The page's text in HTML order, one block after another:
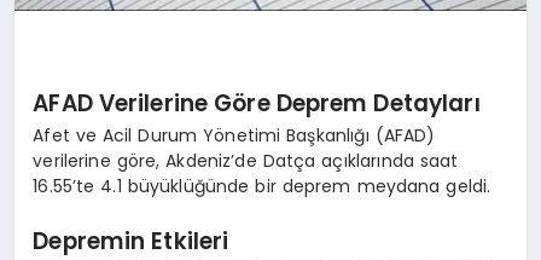
AFAD Verilerine Göre Deprem Detayları
Afet ve Acil Durum Yönetimi Başkanlığı (AFAD)
verilerine göre, Akdeniz’de Datça açıklarında saat
16.55’te 4.1 büyüklüğünde bir deprem meydana geldi.
Depremin Etkileri